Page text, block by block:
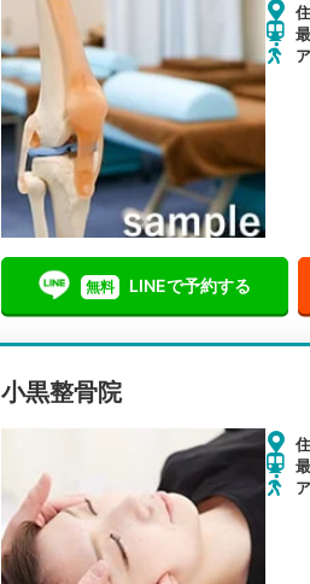
無料 LINEで予約する
小黒整骨院